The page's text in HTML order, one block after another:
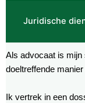
Juridische
Als advocaat is mijn
doeltreffende
Ik vertrek in een